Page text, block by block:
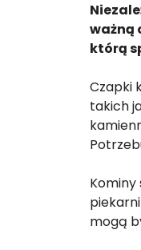
ważną
którą
Czapki
takich
mogą